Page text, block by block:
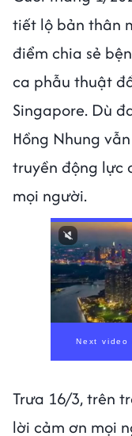
tiết lộ bản thân
điểm chia sẻ
ca phẫu thuật
Singapore. Dù
Hồng Nhung
truyền động lực
mọi người.
Trưa 16/3, trên
lời cảm ơn mọi